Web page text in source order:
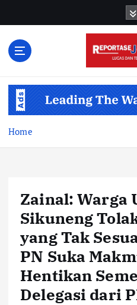
Home
Zainal: Warga
Sikuneng
yang Tak
PN Suka
Hentikan
Delegasi dari